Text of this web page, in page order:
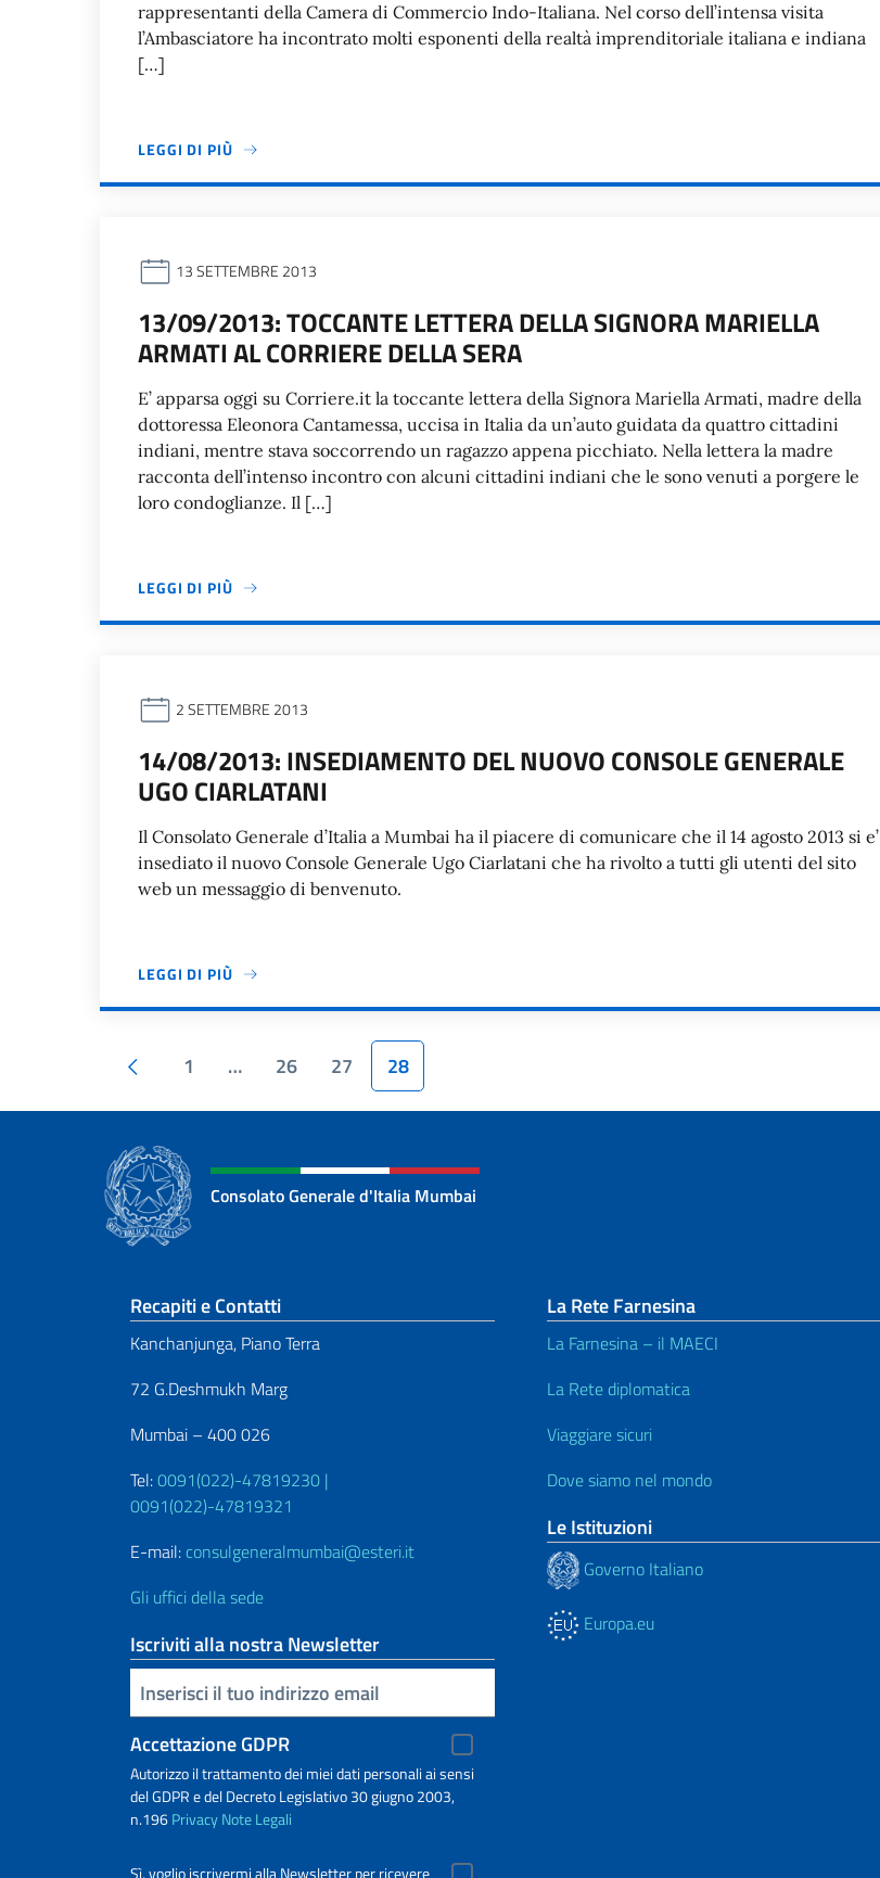
rappresentanti della Camera di Commercio Indo-Italiana. Nel corso dell’intensa visita
l’Ambasciatore ha incontrato molti esponenti della realtà imprenditoriale italiana e indiana
[…]
LEGGI DI PIÙ
13 SETTEMBRE 2013
13/09/2013: TOCCANTE LETTERA DELLA SIGNORA MARIELLA
ARMATI AL CORRIERE DELLA SERA
E’ apparsa oggi su Corriere.it la toccante lettera della Signora Mariella Armati, madre della
dottoressa Eleonora Cantamessa, uccisa in Italia da un’auto guidata da quattro cittadini
indiani, mentre stava soccorrendo un ragazzo appena picchiato. Nella lettera la madre
racconta dell’intenso incontro con alcuni cittadini indiani che le sono venuti a porgere le
loro condoglianze. Il […]
LEGGI DI PIÙ
2 SETTEMBRE 2013
14/08/2013: INSEDIAMENTO DEL NUOVO CONSOLE GENERALE
UGO CIARLATANI
Il Consolato Generale d’Italia a Mumbai ha il piacere di comunicare che il 14 agosto 2013 si e’
insediato il nuovo Console Generale Ugo Ciarlatani che ha rivolto a tutti gli utenti del sito
web un messaggio di benvenuto.
LEGGI DI PIÙ
Paginazione
Pagina precedente
1 … 26 27 28
Consolato Generale d'Italia Mumbai
Sezione footer
Recapiti e Contatti
Kanchanjunga, Piano Terra
72 G.Deshmukh Marg
Mumbai – 400 026
Tel:0091(022)-47819230 |
0091(022)-47819321
E-mail: consulgeneralmumbai@esteri.it
Gli uffici della sede
Iscriviti alla nostra Newsletter
Inserisci la tua email
Accettazione GDPR
Autorizzo il trattamento dei miei dati personali ai sensi
del GDPR e del Decreto Legislativo 30 giugno 2003,
n.196PrivacyNote Legali
La Rete Farnesina
La Farnesina – il MAECI
La Rete diplomatica
Viaggiare sicuri
Dove siamo nel mondo
Le Istituzioni
Governo Italiano
Europa.eu